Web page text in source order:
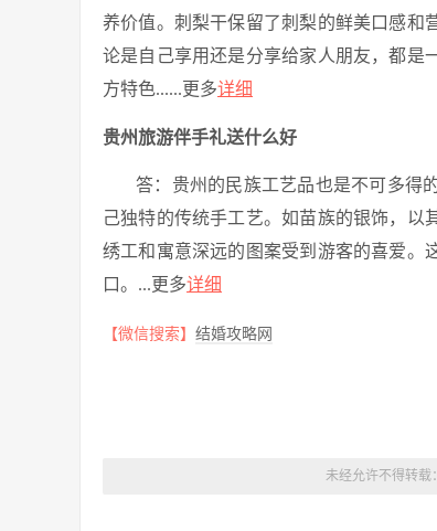
养价值。刺梨干保留了刺梨的鲜美口感和
论是自己享用还是分享给家人朋友，都是
方特色......更多详细
贵州旅游伴手礼送什么好
答：贵州的民族工艺品也是不可多得
己独特的传统手工艺。如苗族的银饰，以
绣工和寓意深远的图案受到游客的喜爱。
口。...更多详细
【微信搜索】 结婚攻略网
未经允许不得转载：